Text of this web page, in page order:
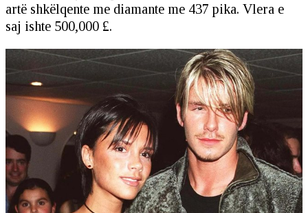
artë shkëlqente me diamante me 437 pika. Vlera e
saj ishte 500,000 £.